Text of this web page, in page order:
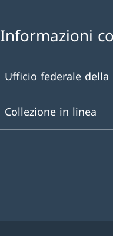
Informazioni
Ufficio federale della
Collezione in linea